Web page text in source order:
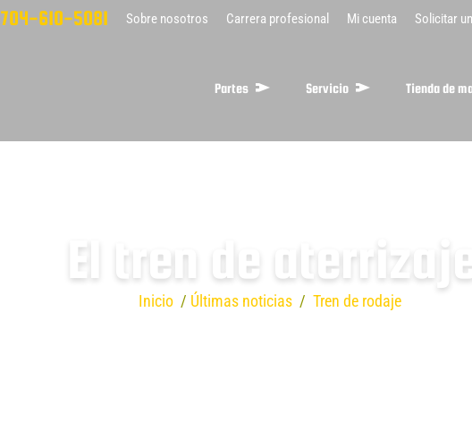
704-610-5081 Sobre nosotros Carrera profesional Mi cuenta Solicitar
Partes Servicio Tienda de
El tren de
Inicio / Últimas noticias / Tren de rodaje